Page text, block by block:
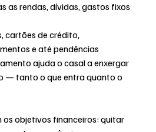
as rendas, dívidas, gastos fixos
cartões de crédito,
e até pendências
ajuda o casal a enxergar
— tanto o que entra quanto o
os objetivos financeiros: quitar